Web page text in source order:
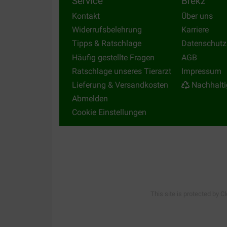
Kontakt
Widerrufsbelehrung
Tipps & Ratschlage
Häufig gestellte Fragen
Ratschlage unseres Tierarzt
Lieferung & Versandkosten
Abmelden
Cookie Einstellungen
Über uns
Karriere
Datenschutz
AGB
Impressum